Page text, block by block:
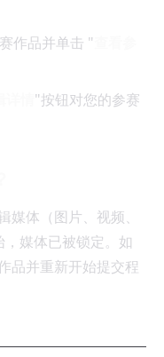
作品并单击 "
"按钮对您的参赛
体（图片、视频、
媒体已被锁定。如
品并重新开始提交程